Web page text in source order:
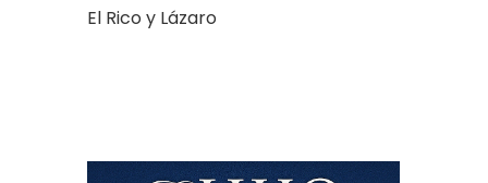
El Rico y Lázaro